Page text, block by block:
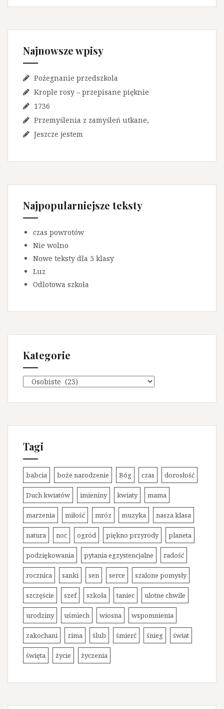
Najnowsze wpisy
Pożegnanie przedszkola
Krople rosy – przepisane pięknie
1736
Przemyślenia z zamyśleń utkane,
Jeszcze jestem
Najpopularniejsze teksty
czas powrotów
Nie wolno
Nowe teksty dla 5 klasy
Luz
Odlotowa szkoła
Kategorie
t
g
r
i
e
Tagi
babcia boże narodzenie Bóg czas dorosłość
Duch kwiatów imieniny kwiaty mama
marzenia miłość mróz muzyka nasza klasa
natura noc ogród piękno przyrody planeta
podziękowania pytania egzystencjalne radość
rocznica sanki sen serce szalone pomysły
szczęście szef szkoła taniec ulotne chwile
urodziny uśmiech wiosna wspomnienia
zakochani zima ślub śmierć śnieg świat
święta życie życzenia